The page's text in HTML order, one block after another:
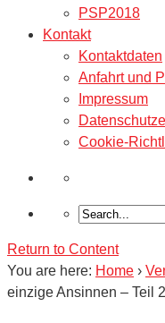
PSP2018
Kontakt
Kontaktdaten
Anfahrt und
Impressum
Cookie-
Return to Content
You are here: Home ›
einzige Ansinnen – Teil